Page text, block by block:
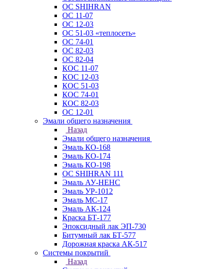
ОС SHIHRAN
ОС 11-07
ОС 12-03
ОС 51-03 «теплосеть»
ОС 74-01
ОС 82-03
ОС 82-04
КОС 11-07
КОС 12-03
КОС 51-03
КОС 74-01
КОС 82-03
ОС 12-01
Эмали общего назначения
Назад
Эмали общего назначения
Эмаль КО-168
Эмаль КО-174
Эмаль КО-198
ОС SHIHRAN 111
Эмаль АУ-НЕНС
Эмаль УР-1012
Эмаль МС-17
Эмаль АК-124
Краска БТ-177
Эпоксидный лак ЭП-730
Битумный лак БТ-577
Дорожная краска АК-517
Системы покрытий
Назад